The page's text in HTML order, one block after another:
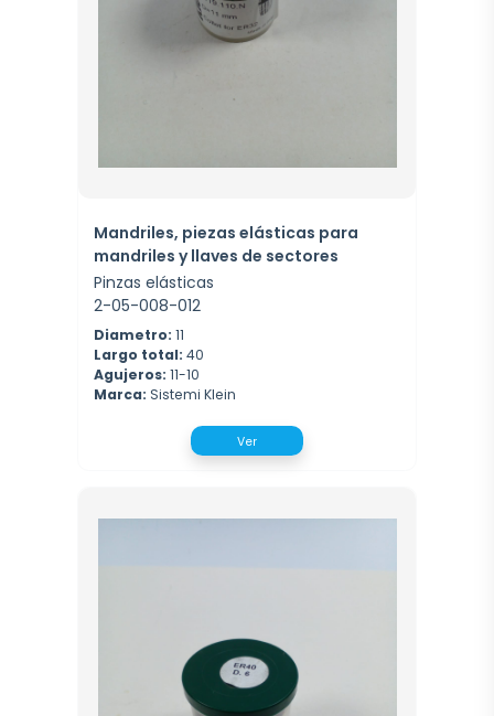
Mandriles, piezas elásticas para
mandriles y llaves de sectores
Pinzas elásticas
2-05-008-012
Diametro: 11
Largo total: 40
Agujeros: 11-10
Marca: Sistemi Klein
Ver